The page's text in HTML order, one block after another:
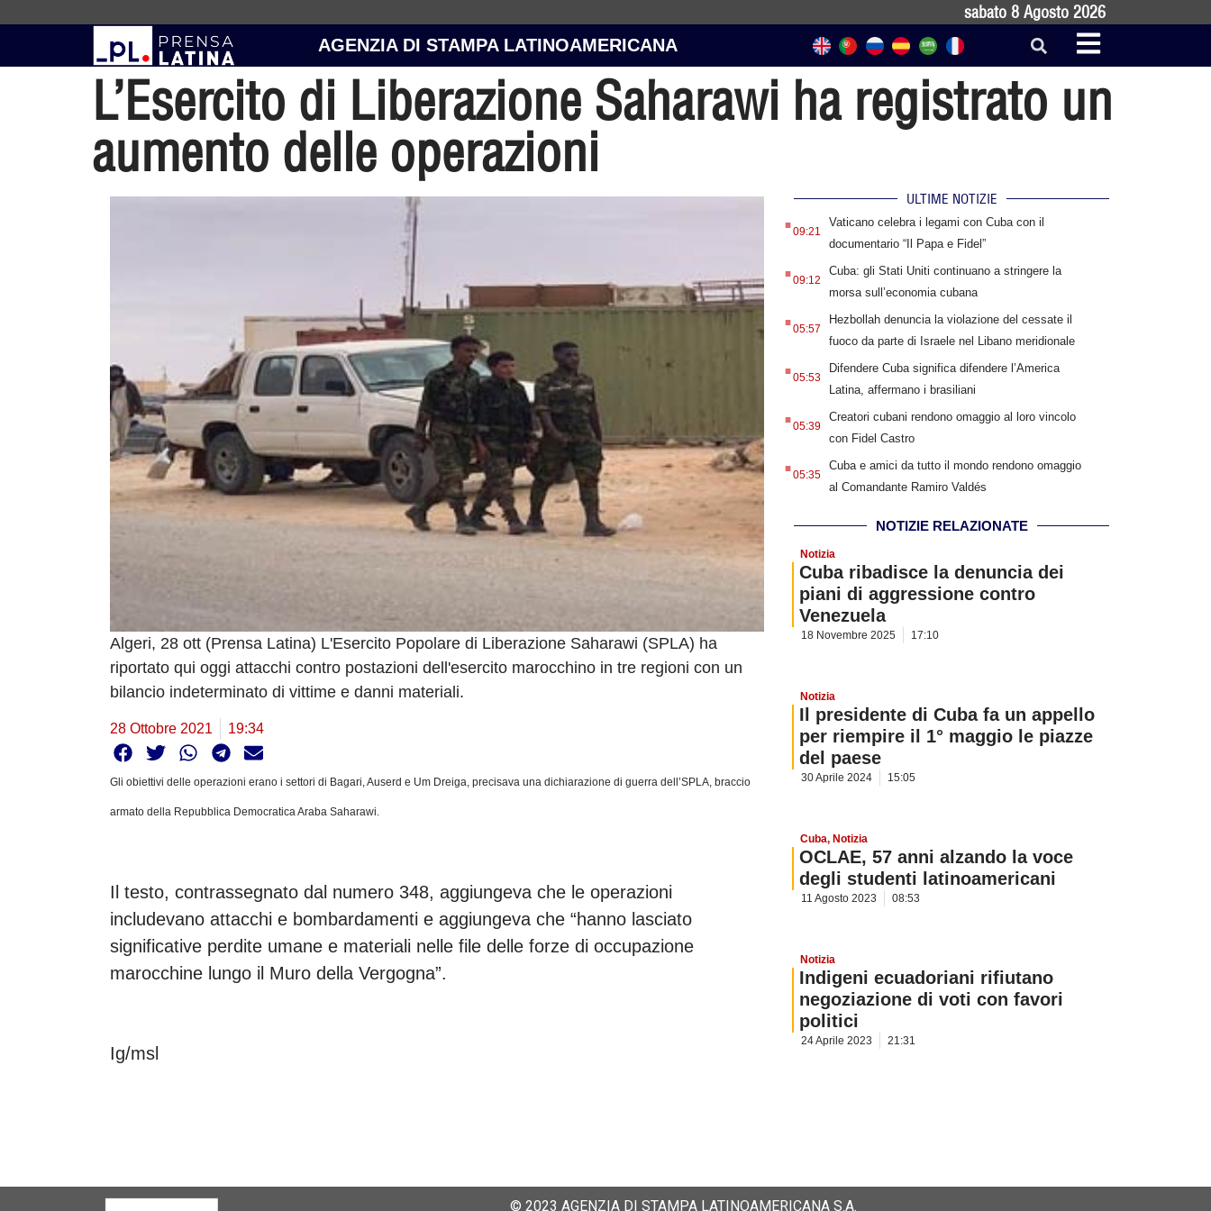
sabato 8 Agosto 2026
AGENZIA DI STAMPA LATINOAMERICANA
L’Esercito di Liberazione Saharawi ha registrato un
aumento delle operazioni
Algeri, 28 ott (Prensa Latina) L'Esercito Popolare di Liberazione Saharawi (SPLA) ha
riportato qui oggi attacchi contro postazioni dell'esercito marocchino in tre regioni con un
bilancio indeterminato di vittime e danni materiali.
28 Ottobre 2021 19:34
Gli obiettivi delle operazioni erano i settori di Bagari, Auserd e Um Dreiga, precisava una dichiarazione di guerra dell’SPLA, braccio
armato della Repubblica Democratica Araba Saharawi.
Il testo, contrassegnato dal numero 348, aggiungeva che le operazioni
includevano attacchi e bombardamenti e aggiungeva che “hanno lasciato
significative perdite umane e materiali nelle file delle forze di occupazione
marocchine lungo il Muro della Vergogna”.
Ig/msl
ULTIME NOTIZIE
.09:21
Vaticano celebra i legami con Cuba con il
documentario “Il Papa e Fidel”
.09:12
Cuba: gli Stati Uniti continuano a stringere la
morsa sull’economia cubana
.05:57
Hezbollah denuncia la violazione del cessate il
fuoco da parte di Israele nel Libano meridionale
.05:53
Difendere Cuba significa difendere l’America
Latina, affermano i brasiliani
.05:39
Creatori cubani rendono omaggio al loro vincolo
con Fidel Castro
.05:35
Cuba e amici da tutto il mondo rendono omaggio
al Comandante Ramiro Valdés
NOTIZIE RELAZIONATE
Notizia
Cuba ribadisce la denuncia dei
piani di aggressione contro
Venezuela
18 Novembre 2025 17:10
Notizia
Il presidente di Cuba fa un appello
per riempire il 1° maggio le piazze
del paese
30 Aprile 2024 15:05
Cuba, Notizia
OCLAE, 57 anni alzando la voce
degli studenti latinoamericani
11 Agosto 2023 08:53
Notizia
Indigeni ecuadoriani rifiutano
negoziazione di voti con favori
politici
24 Aprile 2023 21:31
© 2023 AGENZIA DI STAMPA LATINOAMERICANA S.A.